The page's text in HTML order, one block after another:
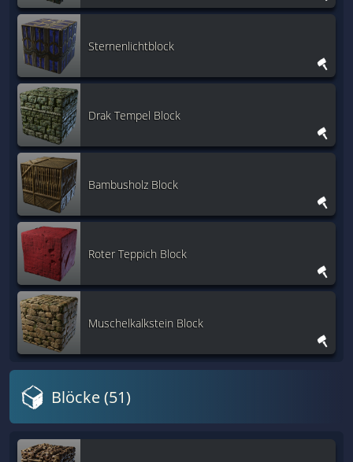
Sternenlichtblock
Drak Tempel Block
Bambusholz Block
Roter Teppich Block
Muschelkalkstein Block
Blöcke (51)